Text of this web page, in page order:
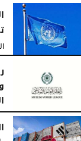
الجمعة، 15 مايو 2026 11:52 مـ
الجمعة، 15 مايو 2026 11:09 مـ